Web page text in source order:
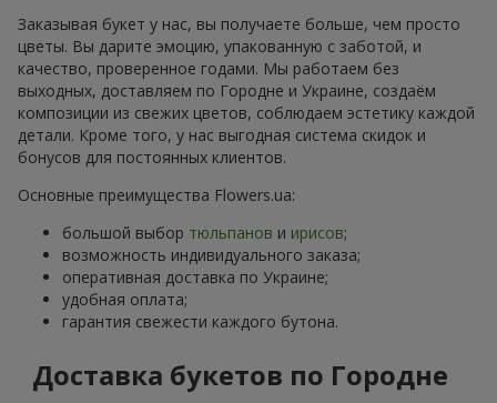
Заказывая букет у нас, вы получаете больше, чем просто
цветы. Вы дарите эмоцию, упакованную с заботой, и
качество, проверенное годами. Мы работаем без
выходных, доставляем по Городне и Украине, создаём
композиции из свежих цветов, соблюдаем эстетику каждой
детали. Кроме того, у нас выгодная система скидок и
бонусов для постоянных клиентов.
Основные преимущества Flowers.ua:
большой выбор тюльпанов и ирисов;
возможность индивидуального заказа;
оперативная доставка по Украине;
удобная оплата;
гарантия свежести каждого бутона.
Доставка букетов по Городне